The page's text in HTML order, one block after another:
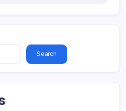
Search